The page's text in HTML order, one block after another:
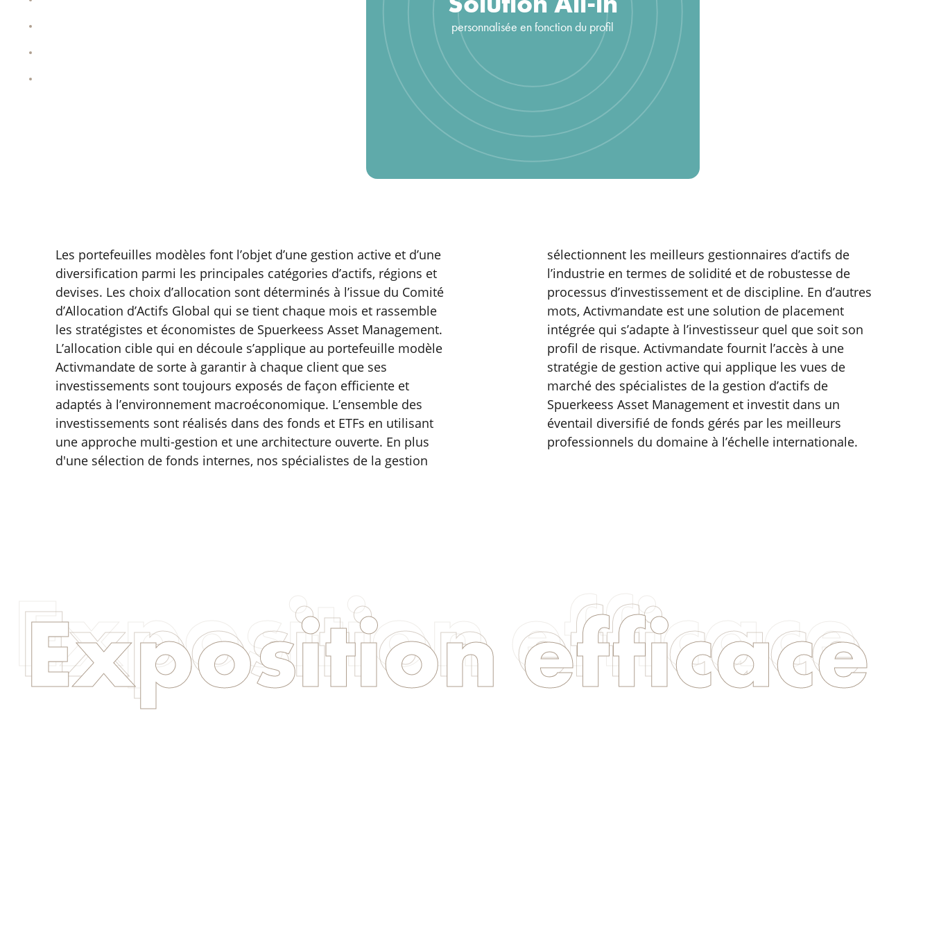
personnalisée en fonction du profil
Les portefeuilles modèles font l’objet d’une gestion active et d’une
diversification parmi les principales catégories d’actifs, régions et
devises. Les choix d’allocation sont déterminés à l’issue du Comité
d’Allocation d’Actifs Global qui se tient chaque mois et rassemble
les stratégistes et économistes de Spuerkeess Asset Management.
L’allocation cible qui en découle s’applique au portefeuille modèle
Activmandate de sorte à garantir à chaque client que ses
investissements sont toujours exposés de façon efficiente et
adaptés à l’environnement macroéconomique. L’ensemble des
investissements sont réalisés dans des fonds et ETFs en utilisant
une approche multi-gestion et une architecture ouverte. En plus
d'une sélection de fonds internes, nos spécialistes de la gestion
sélectionnent les meilleurs gestionnaires d’actifs de
l’industrie en termes de solidité et de robustesse de
processus d’investissement et de discipline. En d’autres
mots, Activmandate est une solution de placement
intégrée qui s’adapte à l’investisseur quel que soit son
profil de risque. Activmandate fournit l’accès à une
stratégie de gestion active qui applique les vues de
marché des spécialistes de la gestion d’actifs de
Spuerkeess Asset Management et investit dans un
éventail diversifié de fonds gérés par les meilleurs
professionnels du domaine à l’échelle internationale.
Exposition efficace